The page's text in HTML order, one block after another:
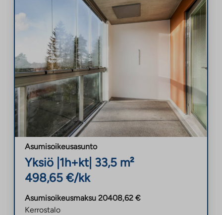
Asumisoikeusasunto
Yksiö 1h+kt| 33,5 m²
498,65 €/kk
Asumisoikeusmaksu 20408,62 €
Kerrostalo